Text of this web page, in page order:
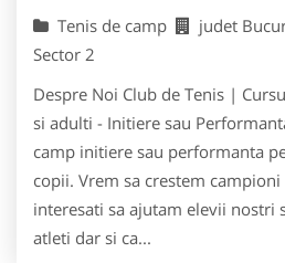
Tenis de camp judet
Sector 2
Despre Noi Club de Tenis |
si adulti - Initiere sau
camp initiere sau performanta
copii. Vrem sa crestem
interesati sa ajutam elevii nostri
atleti dar si ca...